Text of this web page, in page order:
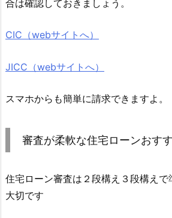
合は確認しておきましょう。
CIC（webサイトへ）
JICC（webサイトへ）
スマホからも簡単に請求できますよ。
審査が柔軟な住宅ローンおす
住宅ローン審査は２段構え３段構え
大切です